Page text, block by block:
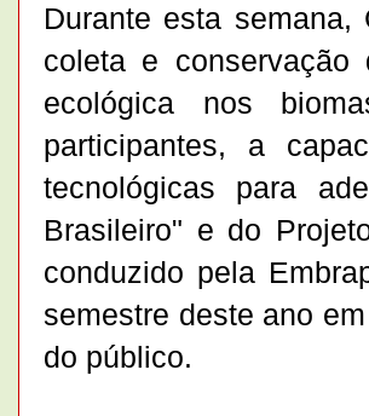
Durante esta
coleta e conservação
ecológica nos
participantes, a
tecnológicas para
Brasileiro" e do
conduzido pela
semestre deste ano
do público.